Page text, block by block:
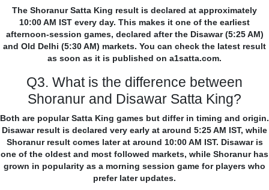
The Shoranur Satta King result is declared at approximately
10:00 AM IST every day. This makes it one of the earliest
afternoon-session games, declared after the Disawar (5:25 AM)
and Old Delhi (5:30 AM) markets. You can check the latest result
as soon as it is published on a1satta.com.
Q3. What is the difference between
Shoranur and Disawar Satta King?
Both are popular Satta King games but differ in timing and origin.
Disawar result is declared very early at around 5:25 AM IST, while
Shoranur result comes later at around 10:00 AM IST. Disawar is
one of the oldest and most followed markets, while Shoranur has
grown in popularity as a morning session game for players who
prefer later updates.